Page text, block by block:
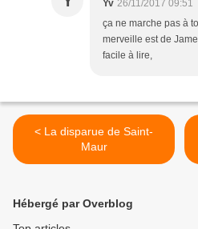
Yv 26/11/2017 09:51
ça ne marche pas à
merveille est de
facile à lire,
< La disparue de Saint-
Maur
Hébergé par Overblog